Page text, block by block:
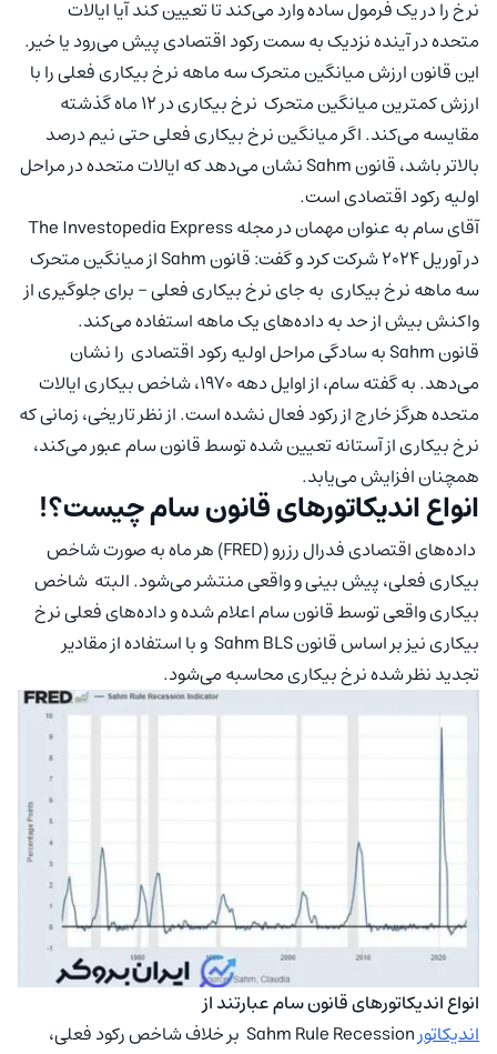
نرخ را در یک فرمول ساده وارد می‌کند تا تعیین کند آیا ایالات
متحده در آینده نزدیک به سمت رکود اقتصادی پیش می‌رود یا خیر.
این قانون ارزش میانگین متحرک سه ماهه نرخ بیکاری فعلی را با
ارزش کمترین میانگین متحرک نرخ بیکاری در 12 ماه گذشته
مقایسه می‌کند. اگر میانگین نرخ بیکاری فعلی حتی نیم درصد
بالاتر باشد، قانون Sahm نشان می‌دهد که ایالات متحده در مراحل
اولیه رکود اقتصادی است.
آقای سام به عنوان مهمان در مجله The Investopedia Express
در آوریل 2024 شرکت کرد و گفت: قانون Sahm از میانگین متحرک
سه ماهه نرخ بیکاری به جای نرخ بیکاری فعلی – برای جلوگیری از
واکنش بیش از حد به داده‌های یک ماهه استفاده می‌کند.
قانون Sahm به سادگی مراحل اولیه رکود اقتصادی را نشان
می‌دهد. به گفته سام، از اوایل دهه 1970، شاخص بیکاری ایالات
متحده هرگز خارج از رکود فعال نشده است. از نظر تاریخی، زمانی که
نرخ بیکاری از آستانه تعیین شده توسط قانون سام عبور می‌کند،
همچنان افزایش می‌یابد.
انواع اندیکاتورهای قانون سام چیست؟!
داده‌های اقتصادی فدرال رزرو (FRED) هر ماه به صورت شاخص
بیکاری فعلی، پیش بینی و واقعی منتشر می‌شود. البته شاخص
بیکاری واقعی توسط قانون سام اعلام شده و داده‌های فعلی نرخ
بیکاری نیز بر اساس قانون Sahm BLS و با استفاده از مقادیر
تجدید نظر شده نرخ بیکاری محاسبه می‌شود.
انواع اندیکاتورهای قانون سام عبارتند از
اندیکاتور
Sahm Rule Recession بر خلاف شاخص رکود فعلی،